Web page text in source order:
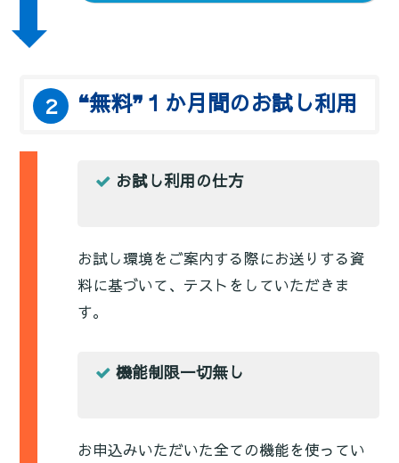
２ ❝無料❞１か月間のお試し利用
お試し利用の仕方
お試し環境をご案内する際にお送りする資
料に基づいて、テストをしていただきま
す。
機能制限一切無し
お申込みいただいた全ての機能を使ってい